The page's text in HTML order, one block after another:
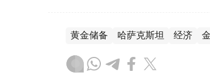
黄金储备 哈萨克斯坦 经济